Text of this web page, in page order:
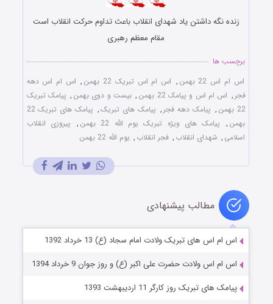
زنده نگه داشتن یاد شهدای انقلاب باعث تداوم حرکت انقلاب است
مقام معظم رهبری
برچسب ها
اس ام اس 22 بهمن
, اس ام اس تبریک 22 بهمن , اس ام اس دهه
فجر , اس ام اس و پیامک 22 بهمن , بیست و دوی بهمن , پیامک تبریک
22 بهمن
, پیامک دهه فجر , پیامک های تبریک,
پیامک های تبریک 22
بهمن , پیامک های ویژه تبریک یوم الله 22 بهمن , پیروزی انقلاب
اسلامی , شهدای انقلاب , فجر انقلاب , یوم الله 22 بهمن
مطالب پیشنهادی
اس ام اس های تبریک ولادت امام سجاد (ع) 13 خرداد 1392
اس ام اس ولادت حضرت علی اکبر (ع) و روز جوان 9 خرداد 1394
پیامک های تبریک روز کارگر 11 اردیبهشت 1393